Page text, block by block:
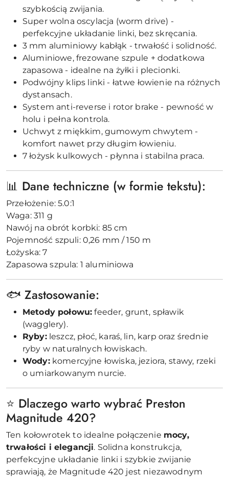
szybkością zwijania.
Super wolna oscylacja (worm drive) -
perfekcyjne układanie linki, bez skręcania.
3 mm aluminiowy kabłąk - trwałość i solidność.
Aluminiowe, frezowane szpule + dodatkowa
zapasowa - idealne na żyłki i plecionki.
Podwójny klips linki - łatwe łowienie na różnych
dystansach.
System anti-reverse i rotor brake - pewność w
holu i pełna kontrola.
Uchwyt z miękkim, gumowym chwytem -
komfort nawet przy długim łowieniu.
7 łożysk kulkowych - płynna i stabilna praca.
📊 Dane techniczne (w formie tekstu):
Przełożenie: 5.0:1
Waga: 311 g
Nawój na obrót korbki: 85 cm
Pojemność szpuli: 0,26 mm / 150 m
Łożyska: 7
Zapasowa szpula: 1 aluminiowa
🐟 Zastosowanie:
Metody połowu: feeder, grunt, spławik
(wagglery).
Ryby:leszcz, płoć, karaś, lin, karp oraz średnie
ryby w naturalnych łowiskach.
Wody:komercyjne łowiska, jeziora, stawy, rzeki
o umiarkowanym nurcie.
⭐ Dlaczego warto wybrać Preston
Magnitude 420?
Ten kołowrotek to idealne połączenie mocy,
trwałości i elegancji. Solidna konstrukcja,
perfekcyjne układanie linki i szybkie zwijanie
sprawiają, że Magnitude 420 jest niezawodnym